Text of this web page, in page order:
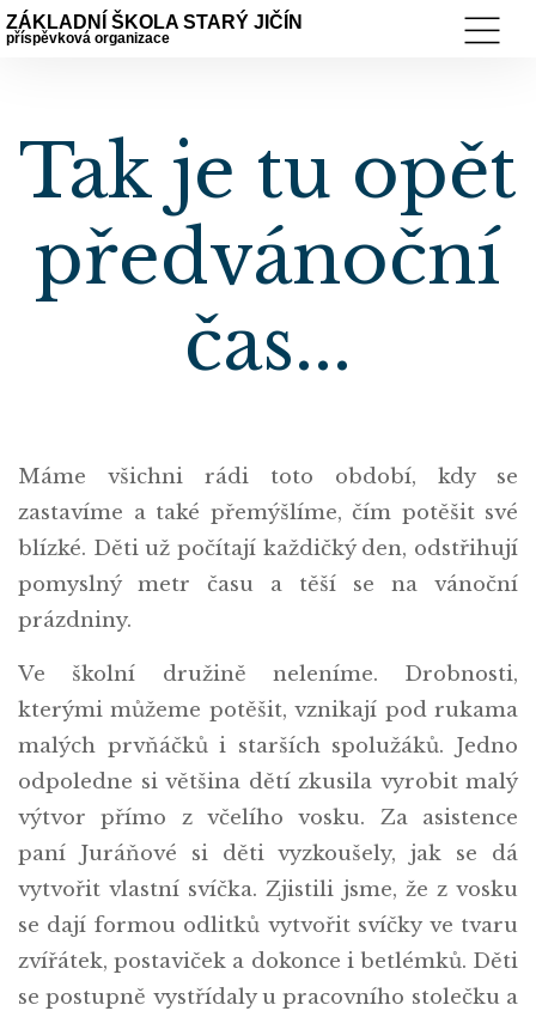
ZÁKLADNÍ ŠKOLA STARÝ JIČÍN
příspěvková organizace
Tak je tu opět
předvánoční
čas...
Máme všichni rádi toto období, kdy se
zastavíme a také přemýšlíme, čím potěšit své
blízké. Děti už počítají každičký den, odstřihují
pomyslný metr času a těší se na vánoční
prázdniny.
Ve školní družině neleníme. Drobnosti,
kterými můžeme potěšit, vznikají pod rukama
malých prvňáčků i starších spolužáků. Jedno
odpoledne si většina dětí zkusila vyrobit malý
výtvor přímo z včelího vosku. Za asistence
paní Juráňové si děti vyzkoušely, jak se dá
vytvořit vlastní svíčka. Zjistili jsme, že z vosku
se dají formou odlitků vytvořit svíčky ve tvaru
zvířátek, postaviček a dokonce i betlémků. Děti
se postupně vystřídaly u pracovního stolečku a